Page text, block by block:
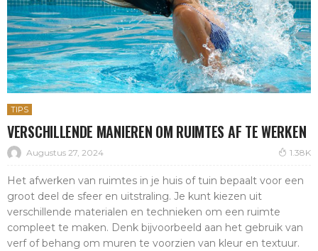
TIPS
VERSCHILLENDE MANIEREN OM RUIMTES AF TE WERKEN
Augustus 27, 2024 1.38K
Het afwerken van ruimtes in je huis of tuin bepaalt voor een
groot deel de sfeer en uitstraling. Je kunt kiezen uit
verschillende materialen en technieken om een ruimte
compleet te maken. Denk bijvoorbeeld aan het gebruik van
verf of behang om muren te voorzien van kleur en textuur.